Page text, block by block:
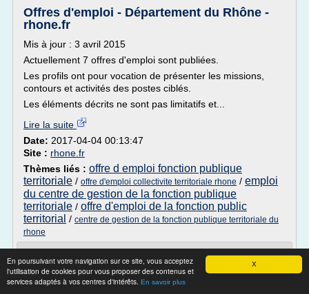
X
En poursuivant votre navigation sur ce site, vous acceptez
l'utilisation de cookies pour vous proposer des contenus et
services adaptés à vos centres d'intérêts. En savoir plus
Offres d'emploi - Département du Rhône -
rhone.fr
Mis à jour : 3 avril 2015
Actuellement 7 offres d'emploi sont publiées.
Les profils ont pour vocation de présenter les missions,
contours et activités des postes ciblés.
Les éléments décrits ne sont pas limitatifs et...
Lire la suite
Date: 2017-04-04 00:13:47
Site : rhone.fr
Thèmes liés : offre d emploi fonction publique
territoriale / offre d'emploi collectivite territoriale rhone / emploi
du centre de gestion de la fonction publique
territoriale / offre d'emploi de la fonction public
territorial / centre de gestion de la fonction publique territoriale du
rhone
Fonction Publique : Quelles conditions
pour passer un ...
Quelles conditions pour passer un concours de la